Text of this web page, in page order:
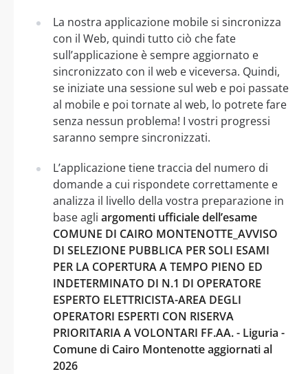
La nostra applicazione mobile si sincronizza
con il Web, quindi tutto ciò che fate
sull’applicazione è sempre aggiornato e
sincronizzato con il web e viceversa. Quindi,
se iniziate una sessione sul web e poi passate
al mobile e poi tornate al web, lo potrete fare
senza nessun problema! I vostri progressi
saranno sempre sincronizzati.
L’applicazione tiene traccia del numero di
domande a cui rispondete correttamente e
analizza il livello della vostra preparazione in
base agli argomenti ufficiale dell’esame
COMUNE DI CAIRO MONTENOTTE_AVVISO
DI SELEZIONE PUBBLICA PER SOLI ESAMI
PER LA COPERTURA A TEMPO PIENO ED
INDETERMINATO DI N.1 DI OPERATORE
ESPERTO ELETTRICISTA-AREA DEGLI
OPERATORI ESPERTI CON RISERVA
PRIORITARIA A VOLONTARI FF.AA. - Liguria -
Comune di Cairo Montenotte aggiornati al
2026